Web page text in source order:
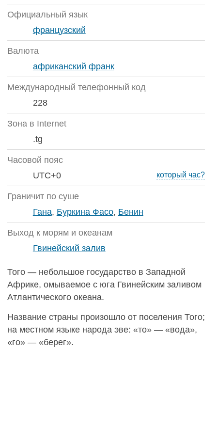
Официальный язык
французский
Валюта
африканский франк
Международный телефонный код
228
Зона в Internet
.tg
Часовой пояс
который час?
UTC+0
Граничит по суше
Гана, Буркина Фасо, Бенин
Выход к морям и океанам
Гвинейский залив
Того — небольшое государство в Западной
Африке, омываемое с юга Гвинейским заливом
Атлантического океана.
Название страны произошло от поселения Того;
на местном языке народа эве: «то» — «вода»,
«го» — «берег».